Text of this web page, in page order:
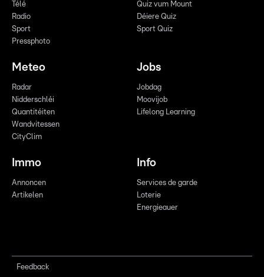
Télé
Radio
Sport
Pressphoto
Quiz vum Mount
Déiere Quiz
Sport Quiz
Meteo
Radar
Nidderschléi
Quantitéiten
Wandvitessen
CityClim
Jobs
Jobdag
Moovijob
Lifelong Learning
Immo
Annoncen
Artikelen
Info
Services de garde
Loterie
Energieauer
Feedback